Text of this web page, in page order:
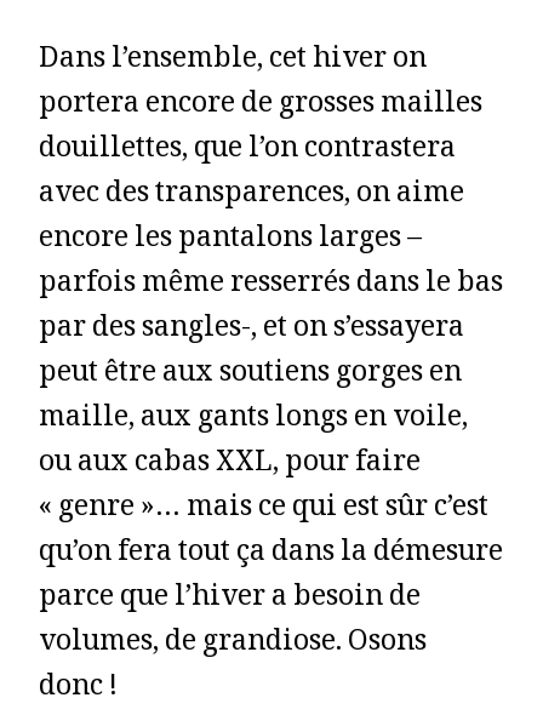
Dans l’ensemble, cet hiver on
portera encore de grosses mailles
douillettes, que l’on contrastera
avec des transparences, on aime
encore les pantalons larges –
parfois même resserrés dans le bas
par des sangles-, et on s’essayera
peut être aux soutiens gorges en
maille, aux gants longs en voile,
ou aux cabas XXL, pour faire
« genre »… mais ce qui est sûr c’est
qu’on fera tout ça dans la démesure
parce que l’hiver a besoin de
volumes, de grandiose. Osons
donc !